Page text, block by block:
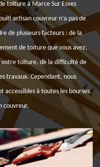
toiture à Marce Sur Esves
artisan couvreur n’a pas de
de plusieurs facteurs : de la
de toiture que vous avez,
toiture, de la difficulté de
travaux. Cependant, nous
accessibles à toutes les bourses.
couvreur.